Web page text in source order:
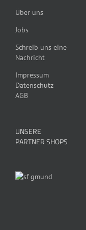
Über uns
Jobs
Schreib uns eine
Nachricht
Impressum
Datenschutz
AGB
UNSERE
PARTNER SHOPS